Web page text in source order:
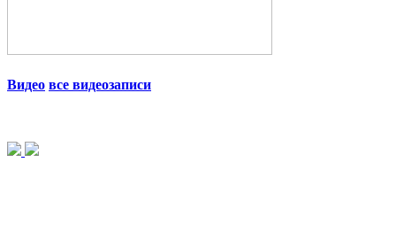
Видео все видеозаписи